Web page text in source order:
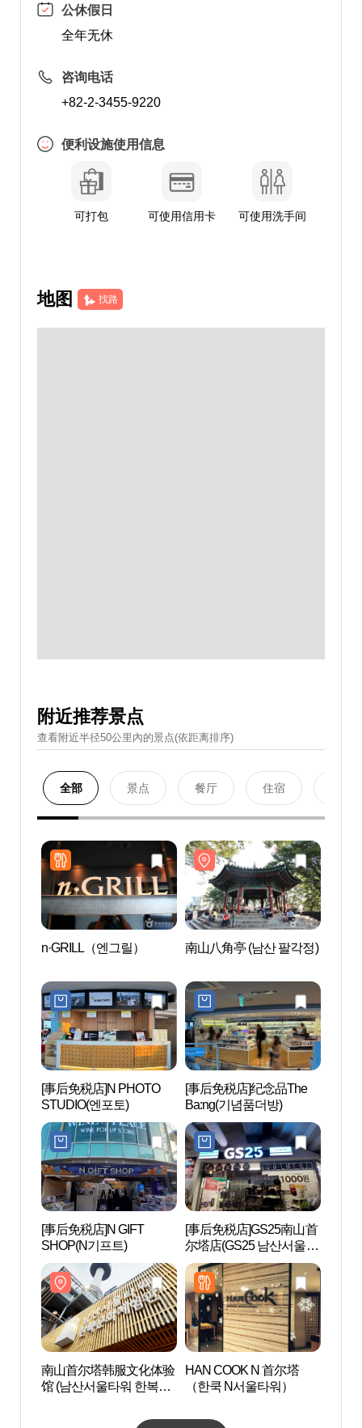
公休假日
全年无休
咨询电话
+82-2-3455-9220
便利设施使用信息
可打包 可使用信用卡 可使用洗手间
地图 找路
附近推荐景点
查看附近半径50公里內的景点(依距离排序)
全部 景点 餐厅 住宿
n·GRILL（엔그릴） 南山八角亭 (남산 팔각정)
[事后免税店]N PHOTO
STUDIO(엔포토)
[事后免税店]纪念品The
Ba:ng(기념품더방)
[事后免税店]N GIFT
SHOP(N기프트)
[事后免税店]GS25南山首
尔塔店(GS25 남산서울타
워점)
南山首尔塔韩服文化体验
馆 (남산서울타워 한복문
HAN COOK N 首尔塔
（한쿡 N서울타워）